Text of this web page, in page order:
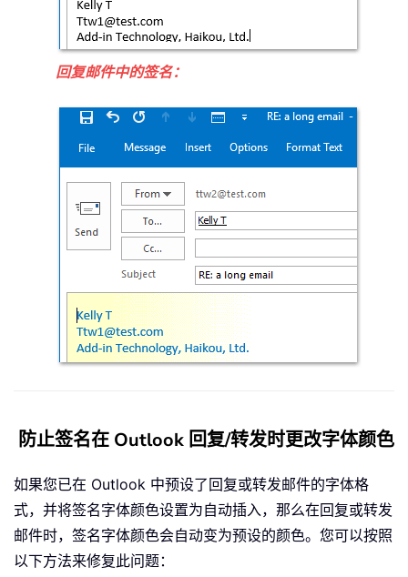
回复邮件中的签名：
防止签名在 Outlook 回复/转发时更改字体颜色
如果您已在 Outlook 中预设了回复或转发邮件的字体格
式，并将签名字体颜色设置为自动插入，那么在回复或转发
邮件时，签名字体颜色会自动变为预设的颜色。您可以按照
以下方法来修复此问题：